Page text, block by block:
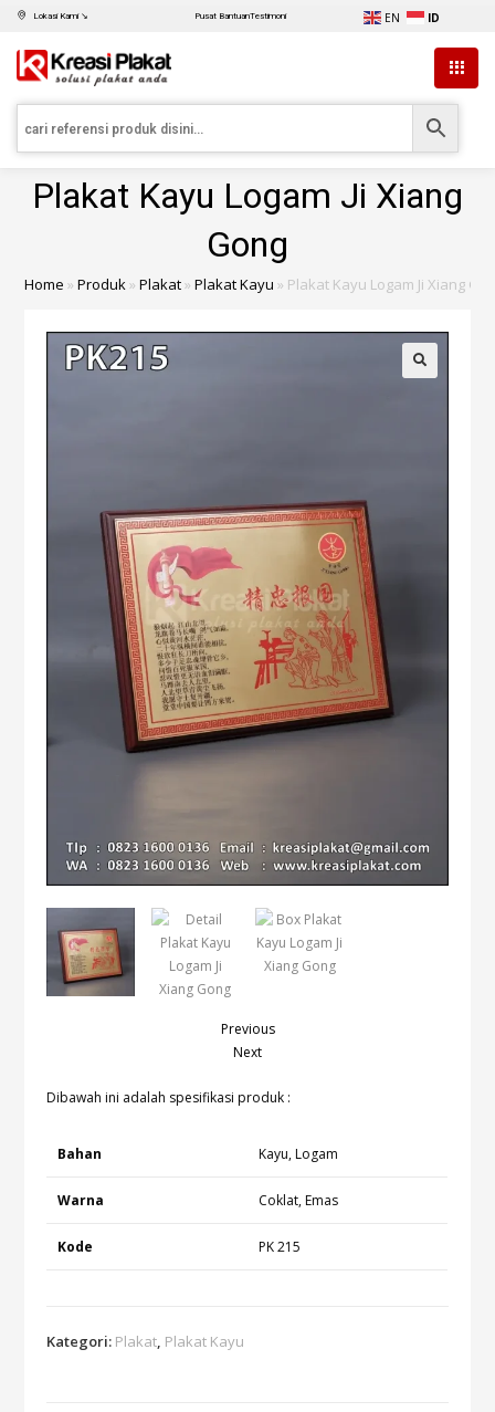
Lokasi Kami ↘ Pusat BantuanTestimoni EN ID
Plakat Kayu Logam Ji Xiang
Gong
Home »Produk»Plakat»Plakat Kayu » Plakat Kayu Logam Ji Xiang
Previous
Next
Dibawah ini adalah spesifikasi produk :
Bahan Kayu, Logam
Warna Coklat, Emas
Kode PK 215
Kategori: Plakat Plakat Kayu